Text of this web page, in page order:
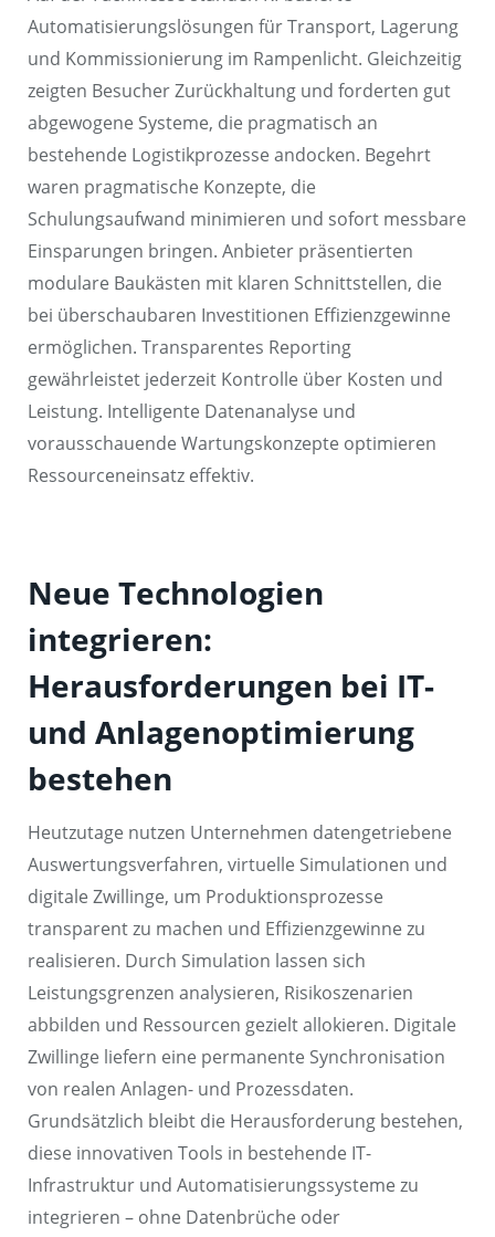
Automatisierungslösungen für Transport, Lagerung
und Kommissionierung im Rampenlicht. Gleichzeitig
zeigten Besucher Zurückhaltung und forderten gut
abgewogene Systeme, die pragmatisch an
bestehende Logistikprozesse andocken. Begehrt
waren pragmatische Konzepte, die
Schulungsaufwand minimieren und sofort messbare
Einsparungen bringen. Anbieter präsentierten
modulare Baukästen mit klaren Schnittstellen, die
bei überschaubaren Investitionen Effizienzgewinne
ermöglichen. Transparentes Reporting
gewährleistet jederzeit Kontrolle über Kosten und
Leistung. Intelligente Datenanalyse und
vorausschauende Wartungskonzepte optimieren
Ressourceneinsatz effektiv.
Neue Technologien
integrieren:
Herausforderungen bei IT-
und Anlagenoptimierung
bestehen
Heutzutage nutzen Unternehmen datengetriebene
Auswertungsverfahren, virtuelle Simulationen und
digitale Zwillinge, um Produktionsprozesse
transparent zu machen und Effizienzgewinne zu
realisieren. Durch Simulation lassen sich
Leistungsgrenzen analysieren, Risikoszenarien
abbilden und Ressourcen gezielt allokieren. Digitale
Zwillinge liefern eine permanente Synchronisation
von realen Anlagen- und Prozessdaten.
Grundsätzlich bleibt die Herausforderung bestehen,
diese innovativen Tools in bestehende IT-
Infrastruktur und Automatisierungssysteme zu
integrieren – ohne Datenbrüche oder